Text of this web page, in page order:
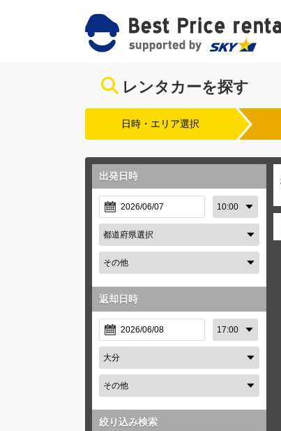
レンタカーを探す
日時・エリア選択
出発日時
返却日時
絞り込み検索